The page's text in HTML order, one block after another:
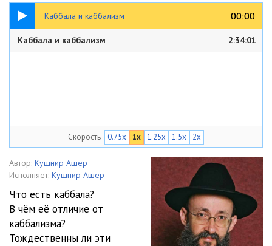
Каббала и каббализм 00:00
00:00
2:34:01
Каббала и каббализм 2:34:01
Скорость 0.75x 1x 1.25x 1.5x 2x
Автор: Кушнир Ашер
Исполняет: Кушнир Ашер
Что есть каббала?
В чём её отличие от
каббализма?
Тождественны ли эти